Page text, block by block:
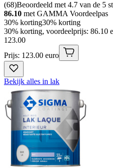
(68)Beoordeeld met 4.7 van de 5
86.10 met GAMMA Voordeelpas
30% korting30% korting
30% korting, voordeelprijs: 86.10
123.00
Prijs: 123.00 euro
Bekijk alles in lak